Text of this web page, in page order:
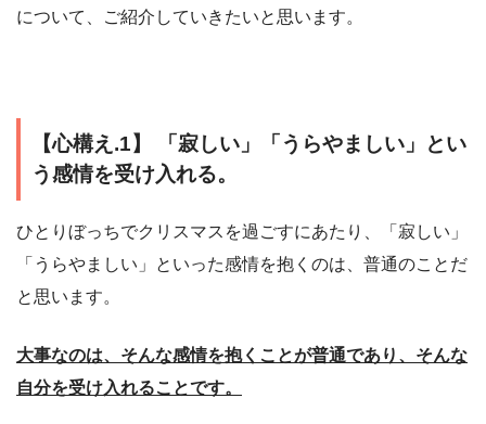
について、ご紹介していきたいと思います。
【心構え.1】 「寂しい」「うらやましい」とい
う感情を受け入れる。
ひとりぼっちでクリスマスを過ごすにあたり、「寂しい」
「うらやましい」といった感情を抱くのは、普通のことだ
と思います。
大事なのは、そんな感情を抱くことが普通であり、そんな
自分を受け入れることです。